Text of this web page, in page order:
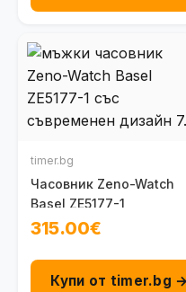
timer.bg
Часовник Zeno-Watch
Basel ZE5177-1
315.00€
Купи от timer.bg →